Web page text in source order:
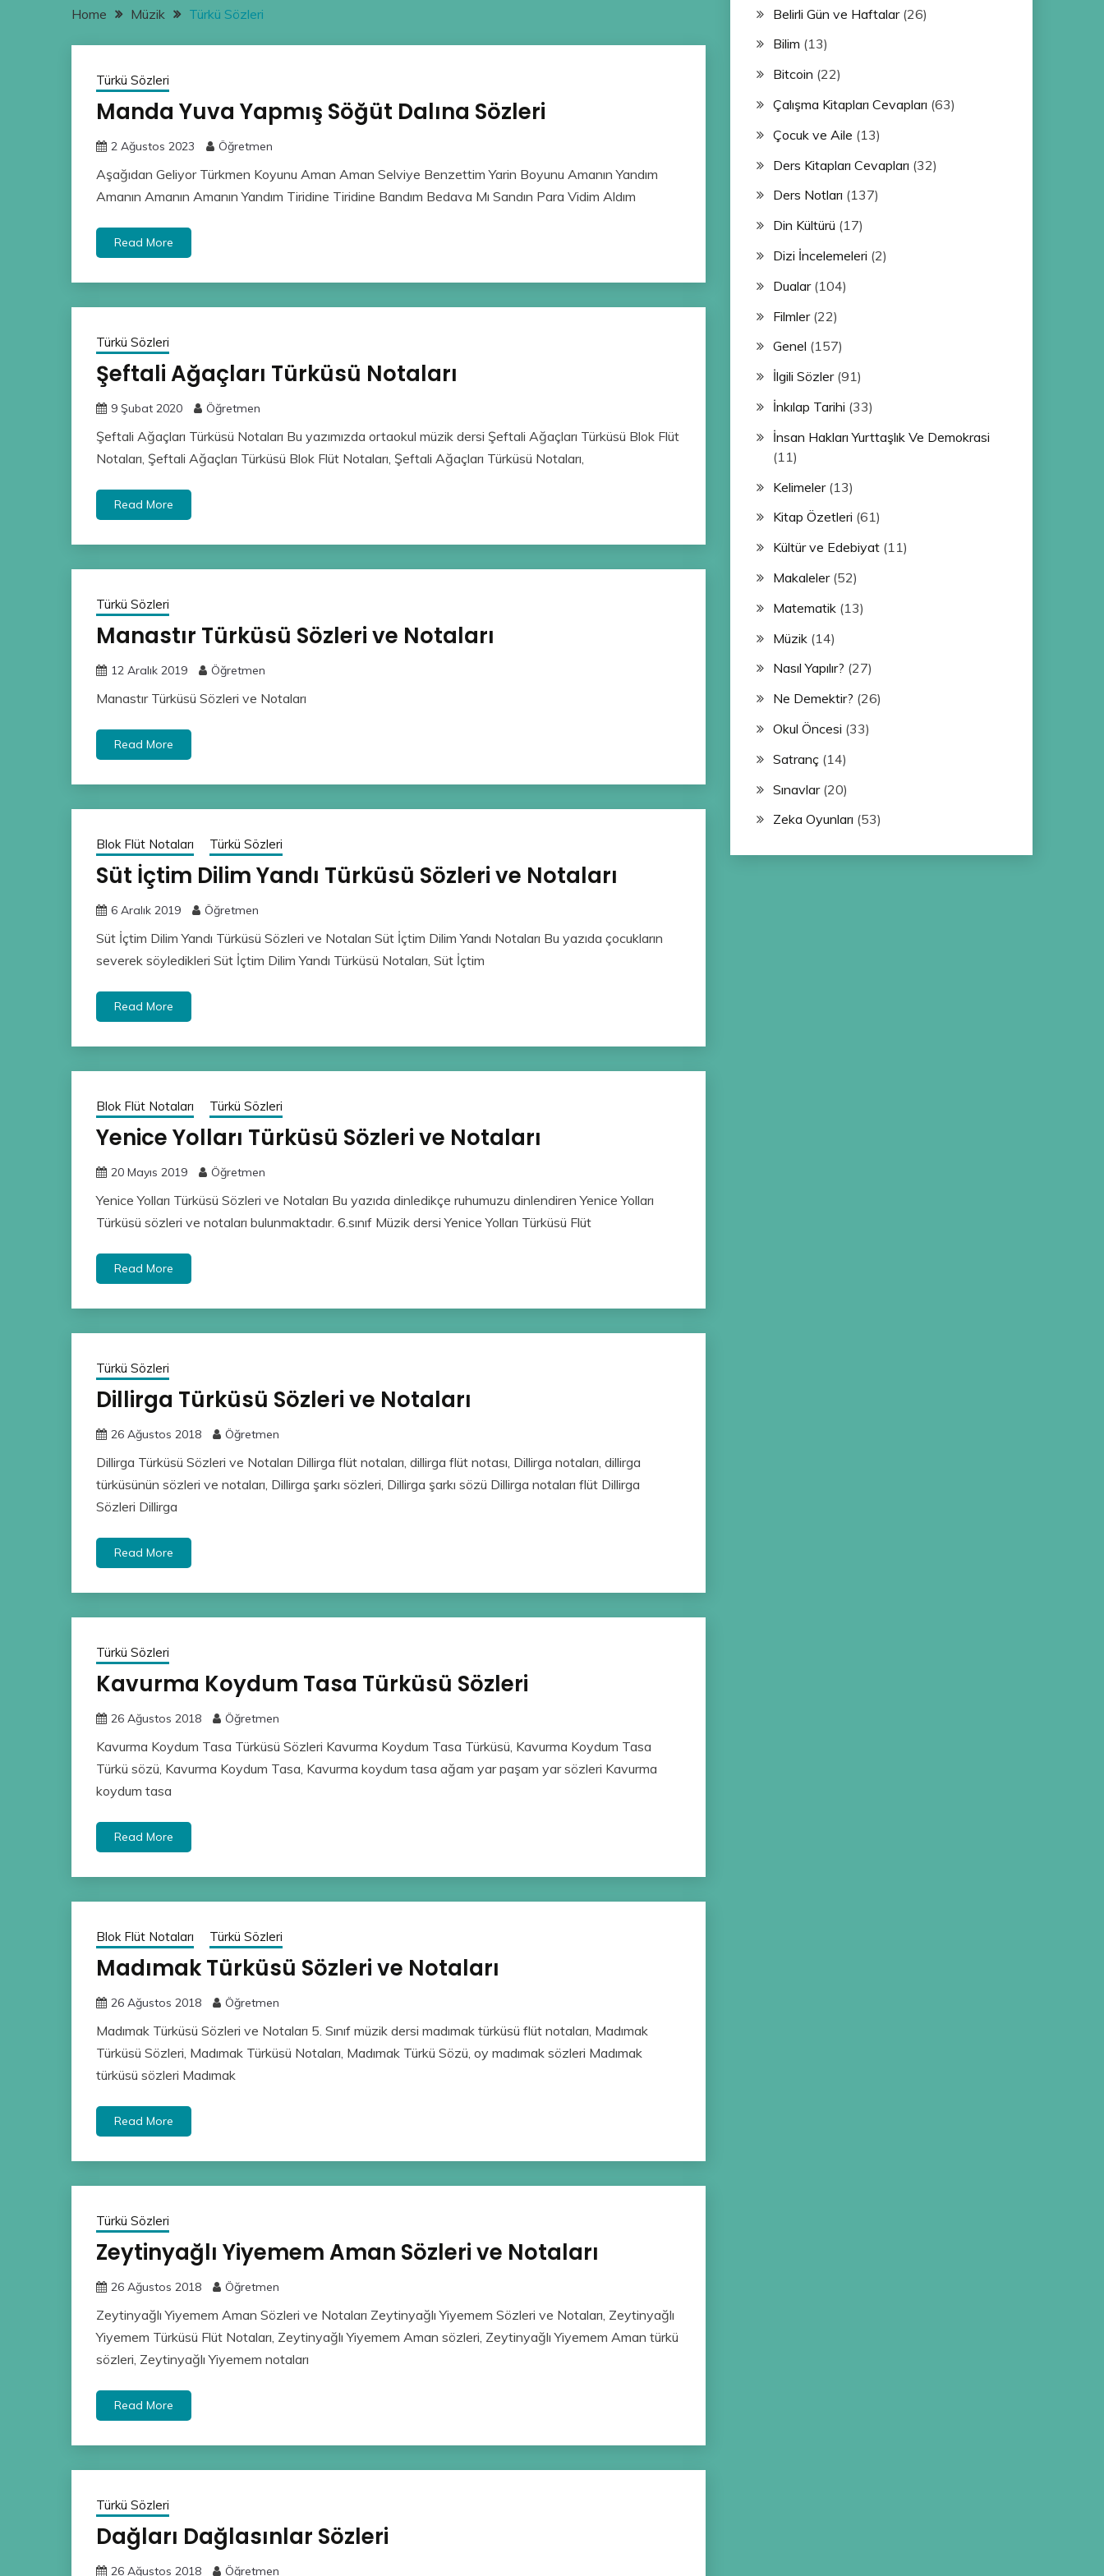
Home Müzik Türkü Sözleri
Türkü Sözleri
Manda Yuva Yapmış Söğüt Dalına Sözleri
2 Ağustos 2023 Öğretmen
Aşağıdan Geliyor Türkmen Koyunu Aman Aman Selviye Benzettim Yarin Boyunu Amanın Yandım
Amanın Amanın Amanın Yandım Tiridine Tiridine Bandım Bedava Mı Sandın Para Vidim Aldım
Read More
Türkü Sözleri
Şeftali Ağaçları Türküsü Notaları
9 Şubat 2020 Öğretmen
Şeftali Ağaçları Türküsü Notaları Bu yazımızda ortaokul müzik dersi Şeftali Ağaçları Türküsü Blok Flüt
Notaları, Şeftali Ağaçları Türküsü Blok Flüt Notaları, Şeftali Ağaçları Türküsü Notaları,
Read More
Türkü Sözleri
Manastır Türküsü Sözleri ve Notaları
12 Aralık 2019 Öğretmen
Manastır Türküsü Sözleri ve Notaları
Read More
Blok Flüt Notaları Türkü Sözleri
Süt İçtim Dilim Yandı Türküsü Sözleri ve Notaları
6 Aralık 2019 Öğretmen
Süt İçtim Dilim Yandı Türküsü Sözleri ve Notaları Süt İçtim Dilim Yandı Notaları Bu yazıda çocukların
severek söyledikleri Süt İçtim Dilim Yandı Türküsü Notaları, Süt İçtim
Read More
Blok Flüt Notaları Türkü Sözleri
Yenice Yolları Türküsü Sözleri ve Notaları
20 Mayıs 2019 Öğretmen
Yenice Yolları Türküsü Sözleri ve Notaları Bu yazıda dinledikçe ruhumuzu dinlendiren Yenice Yolları
Türküsü sözleri ve notaları bulunmaktadır. 6.sınıf Müzik dersi Yenice Yolları Türküsü Flüt
Read More
Türkü Sözleri
Dillirga Türküsü Sözleri ve Notaları
26 Ağustos 2018 Öğretmen
Dillirga Türküsü Sözleri ve Notaları Dillirga flüt notaları, dillirga flüt notası, Dillirga notaları, dillirga
türküsünün sözleri ve notaları, Dillirga şarkı sözleri, Dillirga şarkı sözü Dillirga notaları flüt Dillirga
Sözleri Dillirga
Read More
Türkü Sözleri
Kavurma Koydum Tasa Türküsü Sözleri
26 Ağustos 2018 Öğretmen
Kavurma Koydum Tasa Türküsü Sözleri Kavurma Koydum Tasa Türküsü, Kavurma Koydum Tasa
Türkü sözü, Kavurma Koydum Tasa, Kavurma koydum tasa ağam yar paşam yar sözleri Kavurma
koydum tasa
Read More
Blok Flüt Notaları Türkü Sözleri
Madımak Türküsü Sözleri ve Notaları
26 Ağustos 2018 Öğretmen
Madımak Türküsü Sözleri ve Notaları 5. Sınıf müzik dersi madımak türküsü flüt notaları, Madımak
Türküsü Sözleri, Madımak Türküsü Notaları, Madımak Türkü Sözü, oy madımak sözleri Madımak
türküsü sözleri Madımak
Read More
Türkü Sözleri
Zeytinyağlı Yiyemem Aman Sözleri ve Notaları
26 Ağustos 2018 Öğretmen
Zeytinyağlı Yiyemem Aman Sözleri ve Notaları Zeytinyağlı Yiyemem Sözleri ve Notaları, Zeytinyağlı
Yiyemem Türküsü Flüt Notaları, Zeytinyağlı Yiyemem Aman sözleri, Zeytinyağlı Yiyemem Aman türkü
sözleri, Zeytinyağlı Yiyemem notaları
Read More
Türkü Sözleri
Dağları Dağlasınlar Sözleri
26 Ağustos 2018 Öğretmen
Belirli Gün ve Haftalar(26)
Bilim (13)
Bitcoin (22)
Çalışma Kitapları Cevapları (63)
Çocuk ve Aile (13)
Ders Kitapları Cevapları (32)
Ders Notları (137)
Din Kültürü (17)
Dizi İncelemeleri (2)
Dualar(104)
Filmler(22)
Genel (157)
İlgili Sözler(91)
İnkılap Tarihi (33)
İnsan Hakları Yurttaşlık Ve Demokrasi
(11)
Kelimeler(13)
Kitap Özetleri (61)
Kültür ve Edebiyat(11)
Makaleler(52)
Matematik(13)
Müzik(14)
Nasıl Yapılır? (27)
Ne Demektir? (26)
Okul Öncesi (33)
Satranç(14)
Sınavlar(20)
Zeka Oyunları (53)